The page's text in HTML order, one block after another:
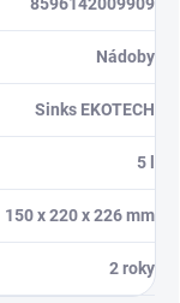
8596142009909
Nádoby
Sinks EKOTECH
5 l
150 x 220 x 226 mm
2 roky